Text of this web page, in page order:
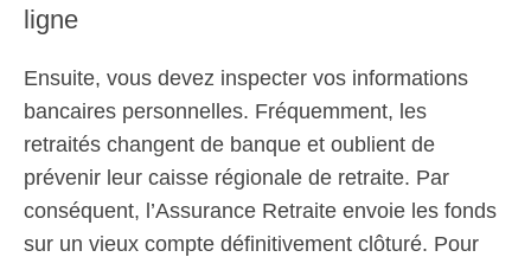
ligne
Ensuite, vous devez inspecter vos informations
bancaires personnelles. Fréquemment, les
retraités changent de banque et oublient de
prévenir leur caisse régionale de retraite. Par
conséquent, l’Assurance Retraite envoie les fonds
sur un vieux compte définitivement clôturé. Pour